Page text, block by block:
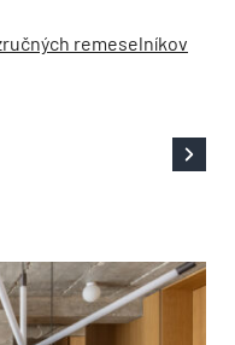
remeselníkov